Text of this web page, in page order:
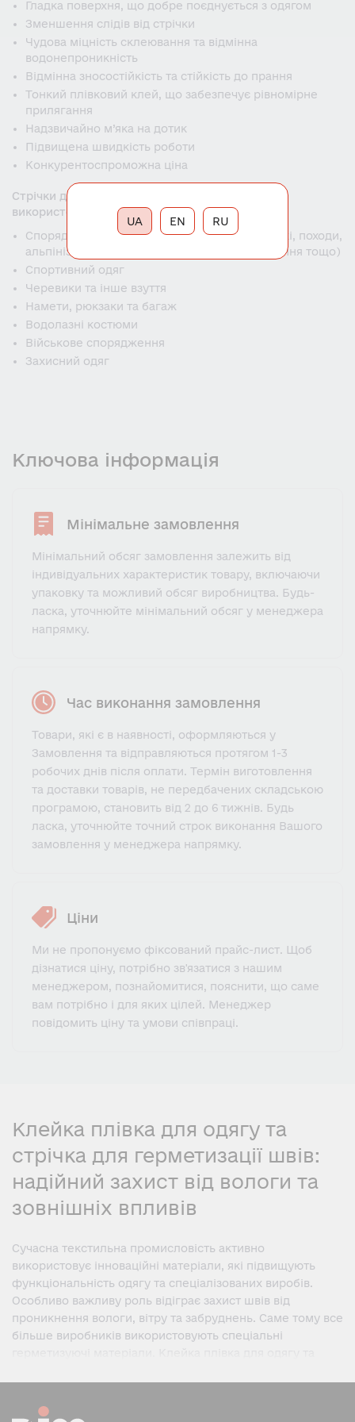
Гладка поверхня, що добре поєднується з одягом
Зменшення слідів від стрічки
Чудова міцність склеювання та відмінна
водонепроникність
Відмінна зносостійкість та стійкість до прання
Тонкий плівковий клей, що забезпечує рівномірне
прилягання
Надзвичайно м’яка на дотик
Підвищена швидкість роботи
Конкурентоспроможна ціна
Стрічки для герметизації швів HiMEL® широко
використовуються для:
Спорядження для активного відпочинку (лижі, походи,
альпінізм, морське та рибальське спорядження тощо)
Спортивний одяг
Черевики та інше взуття
Намети, рюкзаки та багаж
Водолазні костюми
Військове спорядження
Захисний одяг
Ключова інформація
Мінімальне замовлення
Мінімальний обсяг замовлення залежить від
індивідуальних характеристик товару, включаючи
упаковку та можливий обсяг виробництва. Будь-
ласка, уточнюйте мінімальний обсяг у менеджера
напрямку.
Час виконання замовлення
Товари, які є в наявності, оформляються у
Замовлення та відправляються протягом 1-3
робочих днів після оплати. Термін виготовлення
та доставки товарів, не передбачених складською
програмою, становить від 2 до 6 тижнів. Будь
ласка, уточнюйте точний строк виконання Вашого
замовлення у менеджера напрямку.
Ціни
Ми не пропонуємо фіксований прайс-лист. Щоб
дізнатися ціну, потрібно зв'язатися з нашим
менеджером, познайомитися, пояснити, що саме
вам потрібно і для яких цілей. Менеджер
повідомить ціну та умови співпраці.
Клейка плівка для одягу та
стрічка для герметизації швів:
надійний захист від вологи та
зовнішніх впливів
Сучасна текстильна промисловість активно
використовує інноваційні матеріали, які підвищують
функціональність одягу та спеціалізованих виробів.
Особливо важливу роль відіграє захист швів від
проникнення вологи, вітру та забруднень. Саме тому все
більше виробників використовують спеціальні
термін їх експлуатації.
RU
UA EN